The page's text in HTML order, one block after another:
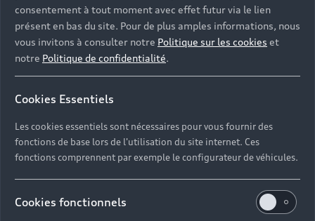
consentement à tout moment avec effet futur via le lien
présent en bas du site. Pour de plus amples informations, nous
vous invitons à consulter notre Politique sur les cookies et
notre Politique de confidentialité.
Cookies Essentiels
Les cookies essentiels sont nécessaires pour vous fournir des
fonctions de base lors de l'utilisation du site internet. Ces
fonctions comprennent par exemple le configurateur de véhicules.
Cookies fonctionnels